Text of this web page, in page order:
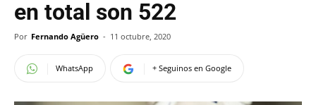
en total son 522
Por Fernando Agüero - 11 octubre, 2020
WhatsApp + Seguinos en Google